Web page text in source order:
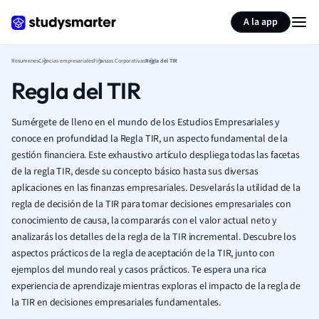
A la app
ResumenesCiencias empresarialesFinanzas CorporativasRegla del TIR
Regla del TIR
Sumérgete de lleno en el mundo de los Estudios Empresariales y
conoce en profundidad la Regla TIR, un aspecto fundamental de la
gestión financiera. Este exhaustivo artículo despliega todas las facetas
de la regla TIR, desde su concepto básico hasta sus diversas
aplicaciones en las finanzas empresariales. Desvelarás la utilidad de la
regla de decisión de la TIR para tomar decisiones empresariales con
conocimiento de causa, la compararás con el valor actual neto y
analizarás los detalles de la regla de la TIR incremental. Descubre los
aspectos prácticos de la regla de aceptación de la TIR, junto con
ejemplos del mundo real y casos prácticos. Te espera una rica
experiencia de aprendizaje mientras exploras el impacto de la regla de
la TIR en decisiones empresariales fundamentales.
Resumir página